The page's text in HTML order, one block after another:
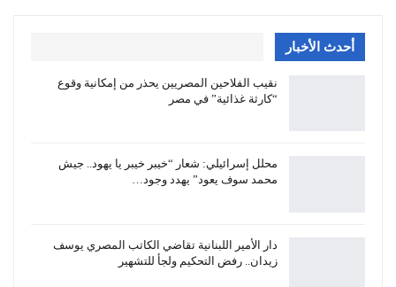
أحدث الأخبار
نقيب الفلاحين المصريين يحذر من إمكانية وقوع
“كارثة غذائية” في مصر
محلل إسرائيلي: شعار “خيبر خيبر يا يهود.. جيش
محمد سوف يعود” يهدد وجود…
دار الأمير اللبنانية تقاضي الكاتب المصري يوسف
زيدان.. رفض التحكيم ولجأ للتشهير